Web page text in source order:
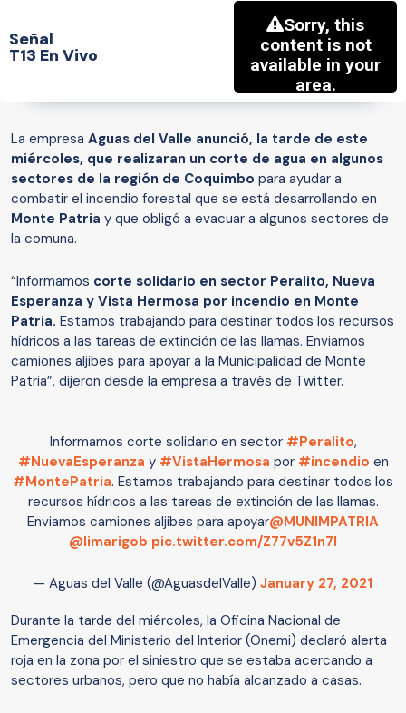
Señal
T13 En Vivo
La empresa Aguas del Valle anunció, la tarde de este
miércoles, que realizaran un corte de agua en algunos
sectores de la región de Coquimbo para ayudar a
combatir el incendio forestal que se está desarrollando en
Monte Patria y que obligó a evacuar a algunos sectores de
la comuna.
“Informamos corte solidario en sector Peralito, Nueva
Esperanza y Vista Hermosa por incendio en Monte
Patria. Estamos trabajando para destinar todos los recursos
hídricos a las tareas de extinción de las llamas. Enviamos
camiones aljibes para apoyar a la Municipalidad de Monte
Patria”, dijeron desde la empresa a través de Twitter.
Informamos corte solidario en sector #Peralito,
#NuevaEsperanza y #VistaHermosa por #incendio en
#MontePatria. Estamos trabajando para destinar todos los
recursos hídricos a las tareas de extinción de las llamas.
Enviamos camiones aljibes para apoyar@MUNIMPATRIA
@limarigob pic.twitter.com/Z77v5Z1n7I
— Aguas del Valle (@AguasdelValle) January 27, 2021
Durante la tarde del miércoles, la Oficina Nacional de
Emergencia del Ministerio del Interior (Onemi) declaró alerta
roja en la zona por el siniestro que se estaba acercando a
sectores urbanos, pero que no había alcanzado a casas.